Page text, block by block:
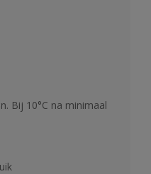
Bij 10°C na minimaal